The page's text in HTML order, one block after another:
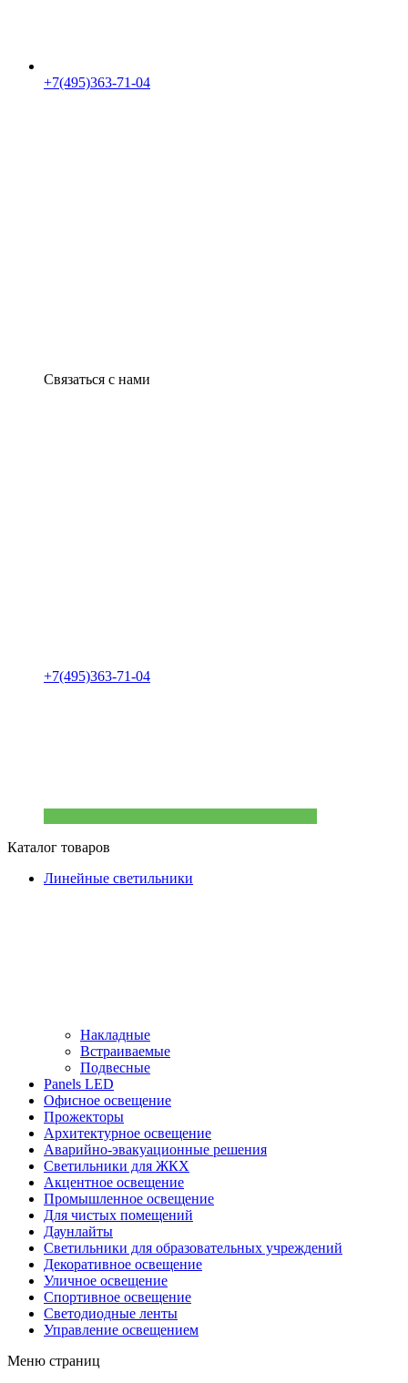
+7(495)363-71-04
Связаться с нами
+7(495)363-71-04
Каталог товаров
Линейные светильники
Накладные
Встраиваемые
Подвесные
Panels LED
Офисное освещение
Прожекторы
Архитектурное освещение
Аварийно-эвакуационные решения
Светильники для ЖКХ
Акцентное освещение
Промышленное освещение
Для чистых помещений
Даунлайты
Светильники для образовательных учреждений
Декоративное освещение
Уличное освещение
Спортивное освещение
Светодиодные ленты
Управление освещением
Меню страниц